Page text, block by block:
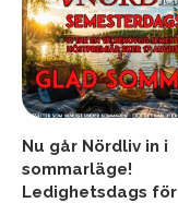
Nu går Nördliv in i
sommarläge!
Ledighetsdags för